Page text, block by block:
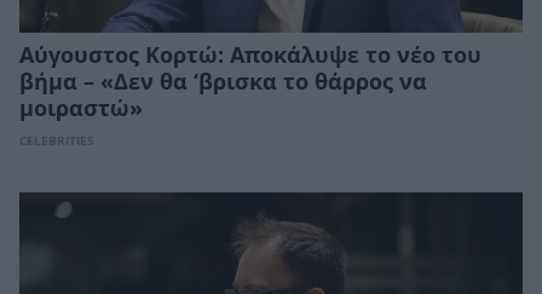
Αύγουστος Κορτώ: Αποκάλυψε το νέο του
βήμα – «Δεν θα ‘βρισκα το θάρρος να
μοιραστώ»
CELEBRITIES